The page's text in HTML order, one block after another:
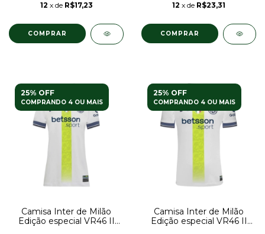
12 x de R$17,23
COMPRAR
12 x de R$23,31
COMPRAR
25% OFF
COMPRANDO 4 OU MAIS
Camisa Inter de Milão
Edição especial VR46 II
25% OFF
COMPRANDO 4 OU MAIS
Camisa Inter de Milão
Edição especial VR46 II